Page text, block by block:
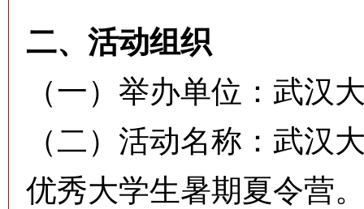
二、活动组织
（一）举办单位：武汉
（二）活动名称：武汉
优秀大学生暑期夏令营